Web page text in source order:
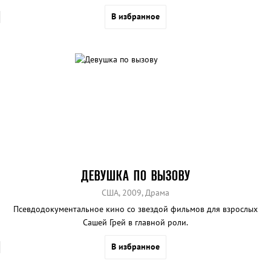
В избранное
ДЕВУШКА ПО ВЫЗОВУ
США, 2009, Драма
Псевдодокументальное кино со звездой фильмов для взрослых
Сашей Грей в главной роли.
В избранное